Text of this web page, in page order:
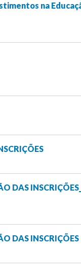
na
DAS
DAS INSCRIÇÕES